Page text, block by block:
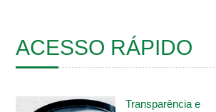
ACESSO RÁPIDO
ACESSO RÁPIDO
Transparência e